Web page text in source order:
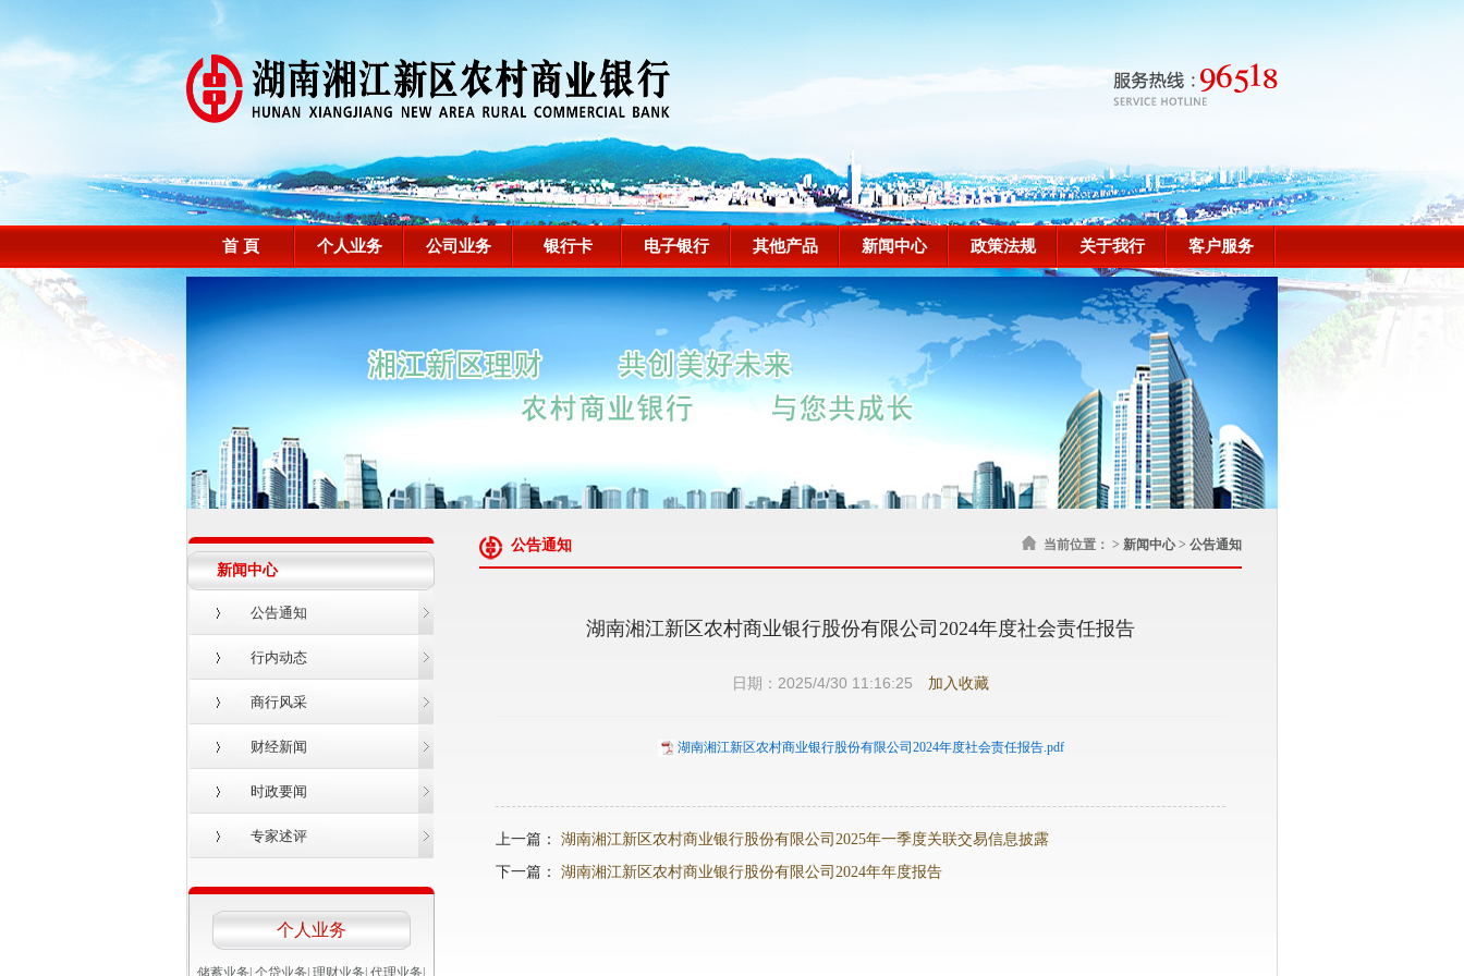
首 頁 个人业务 公司业务 银行卡 电子银行 其他产品 新闻中心 政策法规 关于我行 客户服务
新闻中心
公告通知
行内动态
商行风采
财经新闻
时政要闻
专家述评
个人业务
储蓄业务 个贷业务 理财业务 代理业务
当前位置： > 新闻中心 > 公告通知
公告通知
湖南湘江新区农村商业银行股份有限公司2024年度社会责任报告
日期：2025/4/30 11:16:25 加入收藏
湖南湘江新区农村商业银行股份有限公司2024年度社会责任报告.pdf
上一篇： 湖南湘江新区农村商业银行股份有限公司2025年一季度关联交易信息披露
下一篇： 湖南湘江新区农村商业银行股份有限公司2024年年度报告